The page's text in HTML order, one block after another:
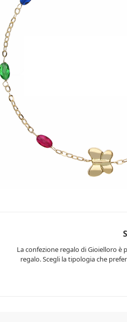
La confezione regalo di Gioielloro
regalo. Scegli la tipologia che